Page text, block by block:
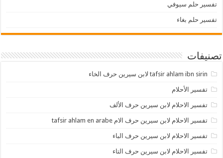
تفسير حلم سيوفي
تفسير حلم بغاء
تصنيفات
tafsir ahlam ibn sirin لابن سيرين حرف الخاء
تفسير الأحلام
تفسير الاحلام لابن سيرين حرف الألف
تفسير الاحلام لابن سيرين حرف الام tafsir ahlam en arabe
تفسير الاحلام لابن سيرين حرف الباء
تفسير الاحلام لابن سيرين حرف التاء